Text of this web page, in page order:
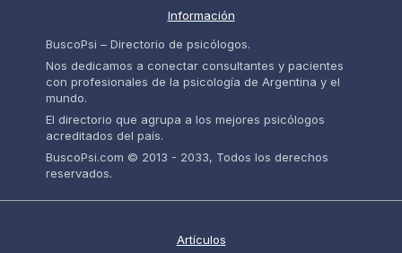
Información
BuscoPsi – Directorio de psicólogos.
Nos dedicamos a conectar consultantes y pacientes
con profesionales de la psicología de Argentina y el
mundo.
El directorio que agrupa a los mejores psicólogos
acreditados del país.
BuscoPsi.com © 2013 - 2033, Todos los derechos
reservados.
Artículos